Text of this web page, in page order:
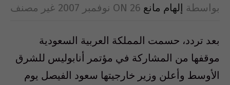
بواسطة إلهام مانع ON 26 نوفمبر 2007 غير مصنف
بعد تردد، حسمت المملكة العربية السعودية
موقفها من المشاركة في مؤتمر أنابوليس للشرق
الأوسط وأعلن وزير خارجيتها سعود الفيصل يوم